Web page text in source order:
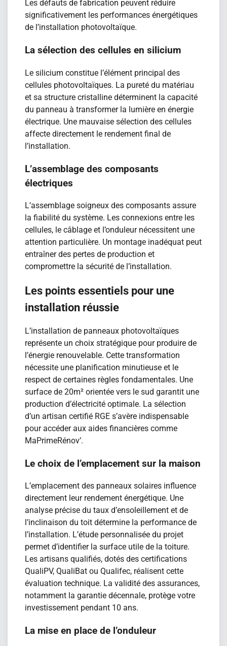
Les défauts de fabrication peuvent réduire
significativement les performances énergétiques
de l’installation photovoltaïque.
La sélection des cellules en silicium
Le silicium constitue l’élément principal des
cellules photovoltaïques. La pureté du matériau
et sa structure cristalline déterminent la capacité
du panneau à transformer la lumière en énergie
électrique. Une mauvaise sélection des cellules
affecte directement le rendement final de
l’installation.
L’assemblage des composants
électriques
L’assemblage soigneux des composants assure
la fiabilité du système. Les connexions entre les
cellules, le câblage et l’onduleur nécessitent une
attention particulière. Un montage inadéquat peut
entraîner des pertes de production et
compromettre la sécurité de l’installation.
Les points essentiels pour une
installation réussie
L’installation de panneaux photovoltaïques
représente un choix stratégique pour produire de
l’énergie renouvelable. Cette transformation
nécessite une planification minutieuse et le
respect de certaines règles fondamentales. Une
surface de 20m² orientée vers le sud garantit une
production d’électricité optimale. La sélection
d’un artisan certifié RGE s’avère indispensable
pour accéder aux aides financières comme
MaPrimeRénov’.
Le choix de l’emplacement sur la maison
L’emplacement des panneaux solaires influence
directement leur rendement énergétique. Une
analyse précise du taux d’ensoleillement et de
l’inclinaison du toit détermine la performance de
l’installation. L’étude personnalisée du projet
permet d’identifier la surface utile de la toiture.
Les artisans qualifiés, dotés des certifications
QualiPV, QualiBat ou Qualifec, réalisent cette
évaluation technique. La validité des assurances,
notamment la garantie décennale, protège votre
investissement pendant 10 ans.
La mise en place de l’onduleur